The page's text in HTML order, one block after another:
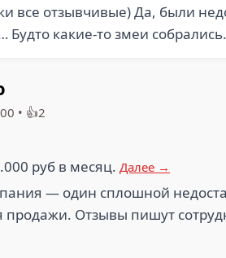
все отзывчивые) Да, были
какие-то змеи
• 👍2
руб в месяц. Далее →
— один сплошной
продажи. Отзывы пишут